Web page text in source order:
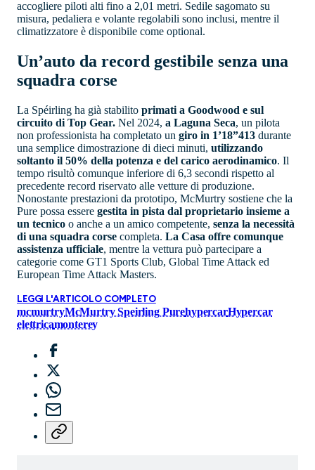
accogliere piloti alti fino a 2,01 metri. Sedile sagomato su
misura, pedaliera e volante regolabili sono inclusi, mentre il
climatizzatore è disponibile come optional.
Un’auto da record gestibile senza una
squadra corse
La Spéirling ha già stabilito primati a Goodwood e sul
circuito di Top Gear. Nel 2024, a Laguna Seca, un pilota
non professionista ha completato un giro in 1’18”413 durante
una semplice dimostrazione di dieci minuti, utilizzando
soltanto il 50% della potenza e del carico aerodinamico. Il
tempo risultò comunque inferiore di 6,3 secondi rispetto al
precedente record riservato alle vetture di produzione.
Nonostante prestazioni da prototipo, McMurtry sostiene che la
Pure possa essere gestita in pista dal proprietario insieme a
un tecnico o anche a un amico competente, senza la necessità
di una squadra corse completa. La Casa offre comunque
assistenza ufficiale, mentre la vettura può partecipare a
categorie come GT1 Sports Club, Global Time Attack ed
European Time Attack Masters.
LEGGI L'ARTICOLO COMPLETO
mcmurtryMcMurtry Speirling PurehypercarHypercar
elettricamonterey